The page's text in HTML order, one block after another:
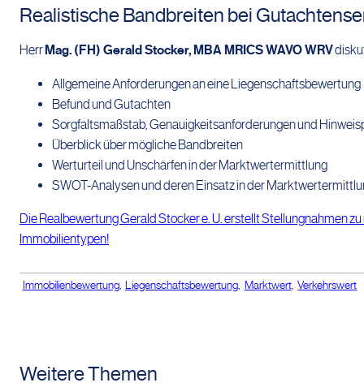
Realistische Bandbreiten bei
HerrMag. (FH) Gerald Stocker, MBA MRICS WAVO WRV
Allgemeine Anforderungen an eine Liegenschaftsbewertung
Befund und Gutachten
Sorgfaltsmaßstab, Genauigkeitsanforderungen und
Überblick über mögliche Bandbreiten
Werturteil und Unschärfen in der Marktwertermittlung
SWOT-Analysen und deren Einsatz in der
Die Realbewertung Gerald Stocker e. U. erstellt Stellungnahmen
Immobilientypen!
Immobilienbewertung, Liegenschaftsbewertung, Marktwert, Verkehrswert
Weitere Themen